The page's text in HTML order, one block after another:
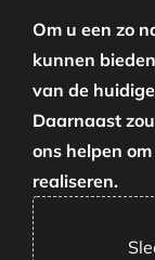
Om u een zo
kunnen
van de
Daarnaast
ons helpen
realiseren.